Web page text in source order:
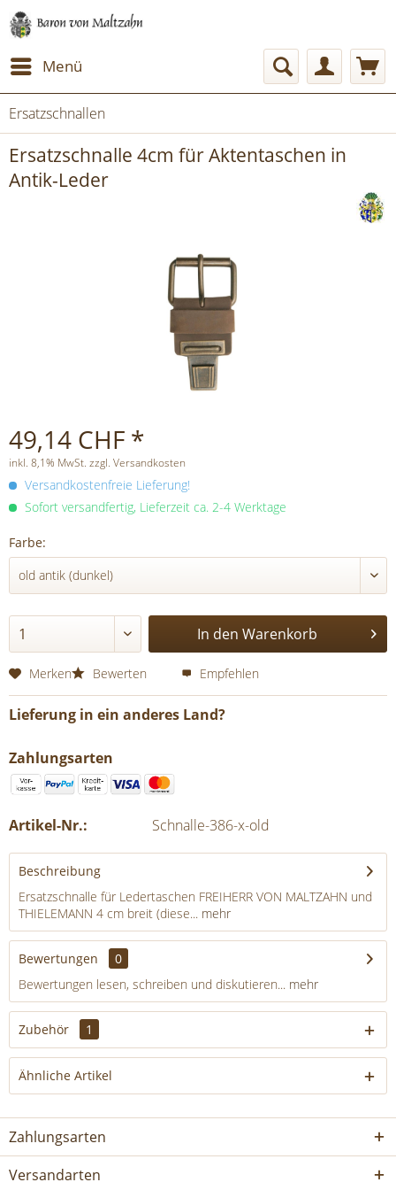
Menü
Ersatzschnallen
Ersatzschnalle 4cm für Aktentaschen in
Antik-Leder
49,14 CHF *
inkl. 8,1% MwSt. zzgl. Versandkosten
Versandkostenfreie Lieferung!
Sofort versandfertig, Lieferzeit ca. 2-4 Werktage
Farbe:
In den Warenkorb
Merken Bewerten Empfehlen
Lieferung in ein anderes Land?
Zahlungsarten
Artikel-Nr.: Schnalle-386-x-old
Beschreibung
Ersatzschnalle für Ledertaschen FREIHERR VON MALTZAHN und
THIELEMANN 4 cm breit (diese... mehr
Bewertungen
0
Bewertungen lesen, schreiben und diskutieren... mehr
Zubehör 1
Ähnliche Artikel
Zahlungsarten
Versandarten